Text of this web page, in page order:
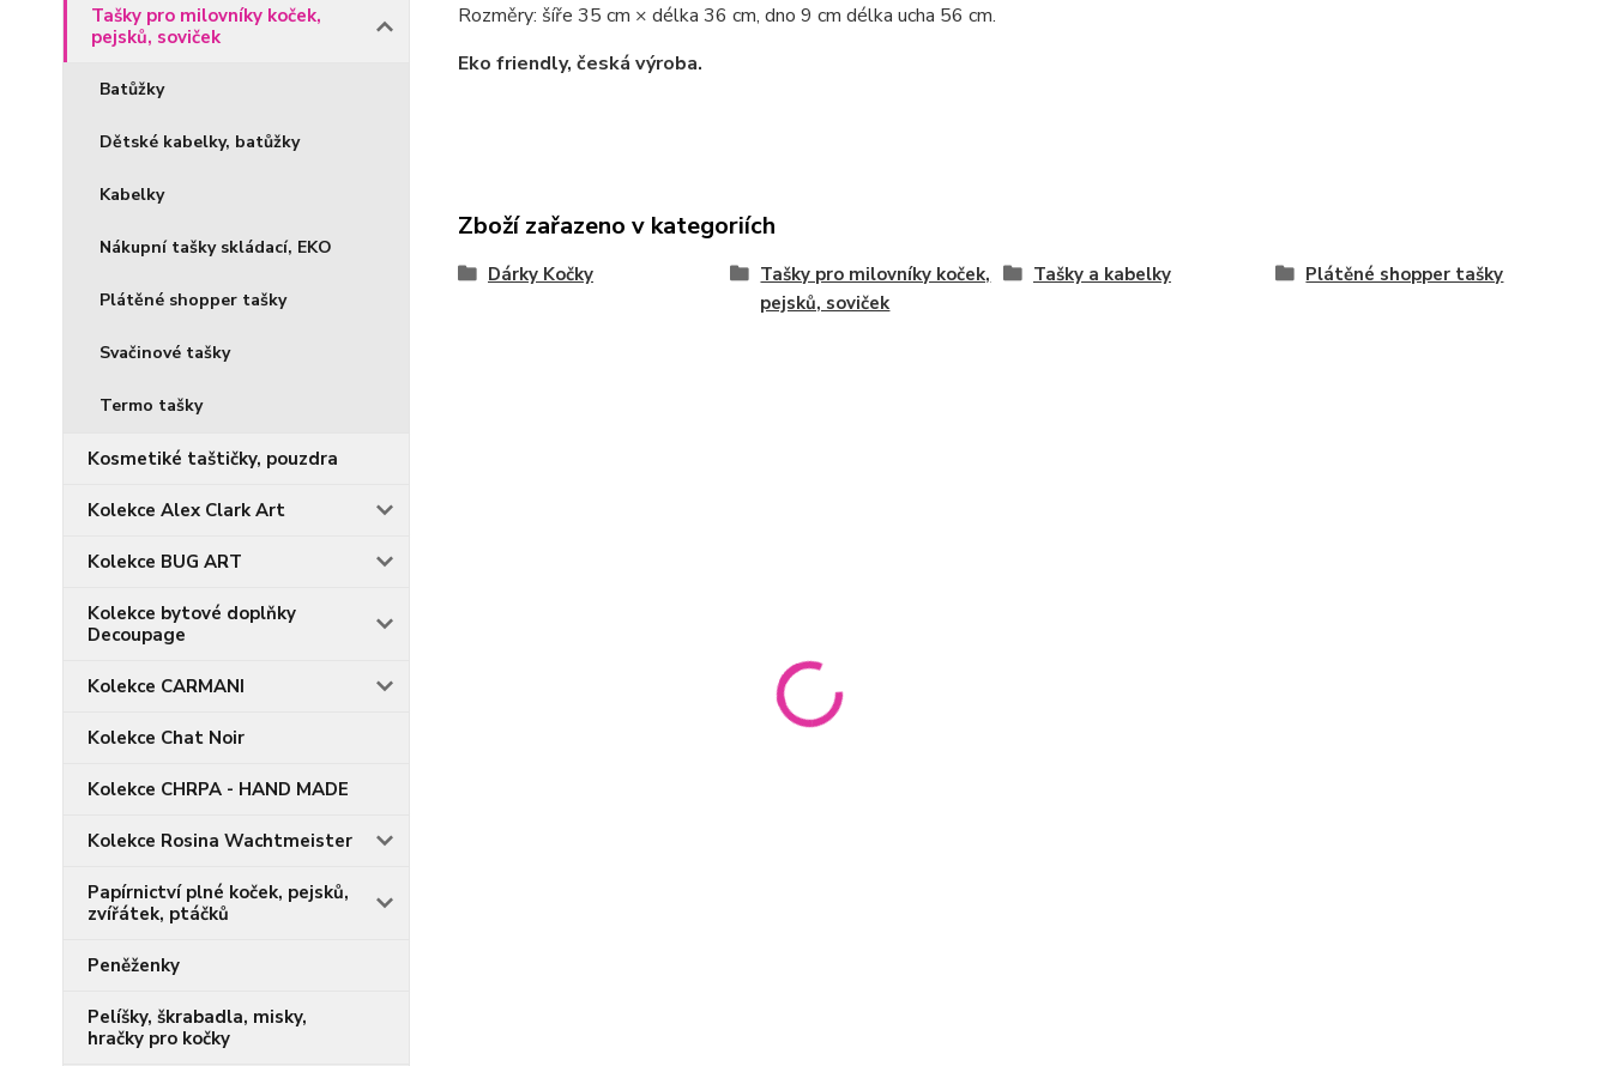
Tašky pro milovníky koček,
pejsků, soviček
Batůžky
Dětské kabelky, batůžky
Kabelky
Nákupní tašky skládací, EKO
Plátěné shopper tašky
Svačinové tašky
Termo tašky
Kosmetiké taštičky, pouzdra
Kolekce Alex Clark Art
Kolekce BUG ART
Kolekce bytové doplňky
Decoupage
Kolekce CARMANI
Kolekce Chat Noir
Kolekce CHRPA - HAND MADE
Kolekce Rosina Wachtmeister
Papírnictví plné koček, pejsků,
zvířátek, ptáčků
Peněženky
Pelíšky, škrabadla, misky,
hračky pro kočky
Rozměry: šíře 35 cm × délka 36 cm, dno 9 cm délka ucha 56 cm.
Eko friendly, česká výroba.
Zboží zařazeno v kategoriích
Dárky Kočky
Tašky pro milovníky koček,
pejsků, soviček
Tašky a kabelky Plátěné shopper tašky